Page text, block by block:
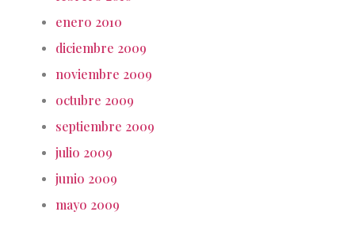
enero 2010
diciembre 2009
noviembre 2009
octubre 2009
septiembre 2009
julio 2009
junio 2009
mayo 2009